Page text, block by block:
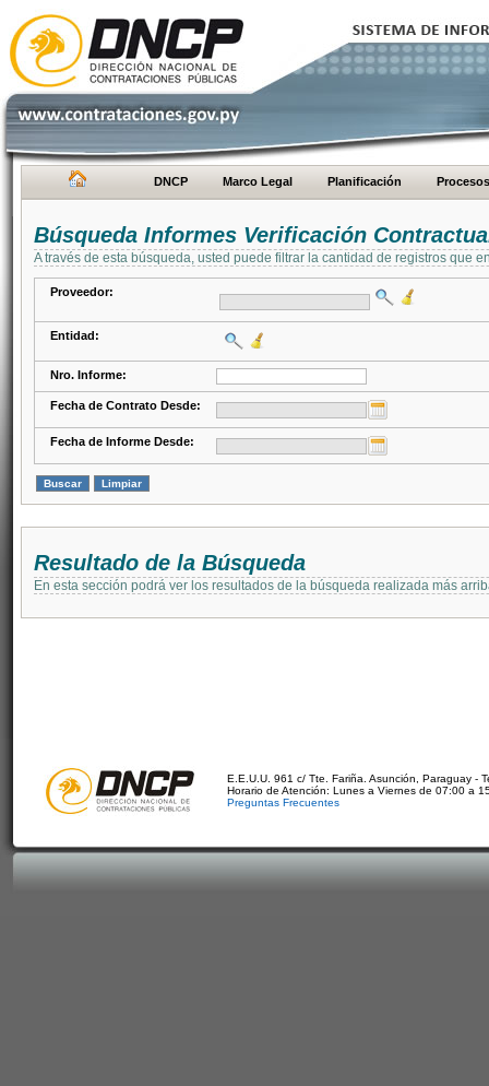
DNCP Marco Legal Planificación Procesos
Búsqueda Informes Verificación
A través de esta búsqueda, usted puede filtrar la cantidad de registros que
Proveedor:
Entidad:
Nro. Informe:
Fecha de Contrato Desde:
Fecha de Informe Desde:
Resultado de la Búsqueda
En esta sección podrá ver los resultados de la búsqueda realizada más
E.E.U.U. 961 c/ Tte. Fariña. Asunción, Paraguay -
Horario de Atención: Lunes a Viernes de 07:00 a
Preguntas Frecuentes